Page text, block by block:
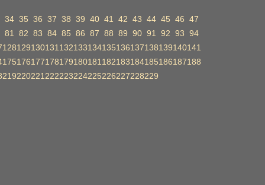
34 35 36 37 38 39 40 41 42 43 44 45 46 47
81
82 83 84 85 86 87 88 89 90 91 92 93 94
128129130131 132133134135136137138139140141
175176177178179180181 182183184185186187188
219220221 222223224225226227228229